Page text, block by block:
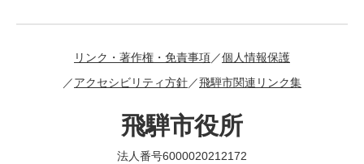
リンク・著作権・免責事項
個人情報保護
アクセシビリティ方針
飛騨市関連リンク集
飛騨市役所
法人番号6000020212172